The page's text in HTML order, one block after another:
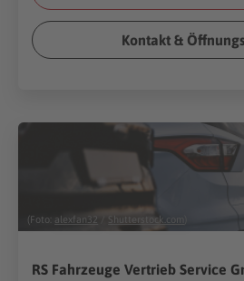
Kontakt &
(Foto: alexfan32 Shutterstock.com
RS Fahrzeuge Vertrieb Service